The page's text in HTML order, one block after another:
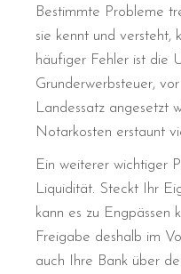
Bestimmte Probleme
sie kennt und versteht,
häufiger Fehler ist die
Grunderwerbsteuer,
Landessatz angesetzt
Notarkosten erstaunt
Ein weiterer wichtiger
Liquidität. Steckt Ihr
kann es zu Engpässen
Freigabe deshalb im
auch Ihre Bank über